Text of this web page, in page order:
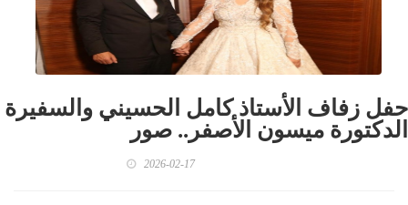
حفل زفاف الأستاذ كامل الحسيني والسفيرة
الدكتورة ميسون الأصفر.. صور
2026-02-17